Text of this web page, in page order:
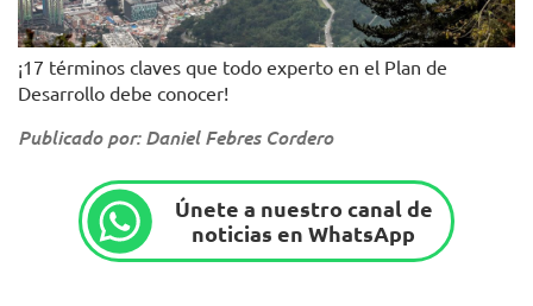
¡17 términos claves que todo experto en el Plan de
Desarrollo debe conocer!
Publicado por: Daniel Febres Cordero
Únete a nuestro canal de
noticias en WhatsApp